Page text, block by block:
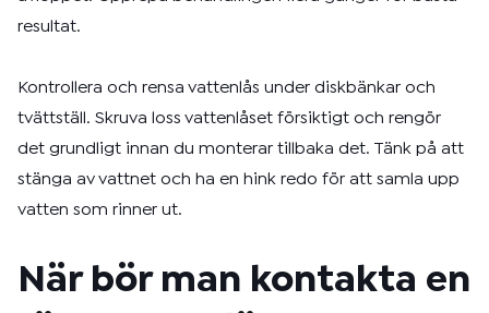
resultat.
Kontrollera och rensa vattenlås under diskbänkar och
tvättställ. Skruva loss vattenlåset försiktigt och rengör
det grundligt innan du monterar tillbaka det. Tänk på att
stänga av vattnet och ha en hink redo för att samla upp
vatten som rinner ut.
När bör man kontakta en